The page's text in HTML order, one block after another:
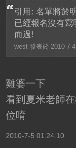
引用: 名單將於
已經報名沒有
而過!
west 發表於 2010-7-
雞婆一下
看到夏米老師
位唷
2010-7-5 01:24:10